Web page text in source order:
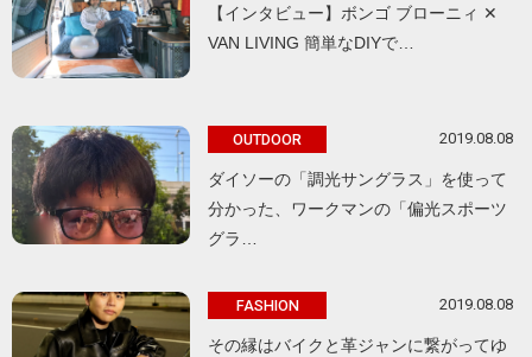
【インタビュー】ボンゴ ブローニィ ✕
VAN LIVING 簡単なDIYで…
OUTDOOR 2019.08.08
ダイソーの「調光サングラス」を使って
分かった、ワークマンの「偏光スポーツ
グラ…
FASHION 2019.08.08
その縁はバイクと革ジャンに繋がってゆ